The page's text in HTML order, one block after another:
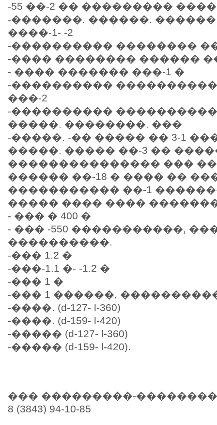
-55 ��-2 �� ���������
-�������. ������.
����-1- -2
-���������� ��������
-���� �������� ������
- ���� ������� ���-1 �
-����������
���-2
-����������
�����. ��������. ���
-�����. -�� ����� �� 3-1
�����. ����� ��-3 ��
��������������� ���
������ ��-18 � ���� ��
����������� ��-1
����� ���� ����
- ��� � 400 �
- ��� -550 �����������,
����������.
-��� 1.2 �
-���-1.1 �- -1.2 �
-��� 1 �
-��� 1 ������,
-����. (d-127- l-360)
-����. (d-159- l-420)
-����� (d-127- l-360)
-����� (d-159- l-420).
��� ���������-
8 (3843) 94-10-85